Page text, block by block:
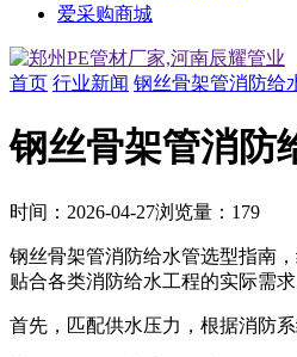
爱采购商城
首页 行业新闻 钢丝骨架管消防给
钢丝骨架管消防
时间： 2026-04-27浏览量： 179
钢丝骨架管消防给水管选型指南
贴合各类消防给水工程的实际需求
首先，匹配供水压力，根据消防